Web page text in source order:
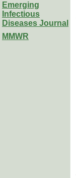
Emerging
Infectious
Diseases Journal
MMWR